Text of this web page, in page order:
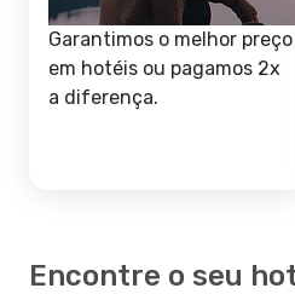
Garantimos o melhor preço
em hotéis ou pagamos 2x
a diferença.
Encontre o seu